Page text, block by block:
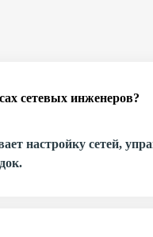
сетевых инженеров?
настройку сетей,